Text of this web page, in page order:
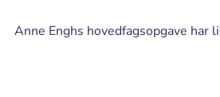
Anne Enghs hovedfagsopgave